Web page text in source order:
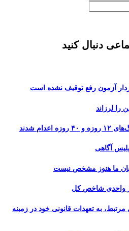
دنبال کنید
آزمون رفع توقیف نشده است
آگاهی
مرتبط، به تعهدات قانونی خود در زمینه